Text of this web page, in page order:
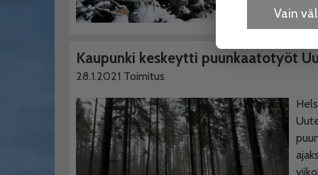
Kaupunki keskeytti puunkaatotyöt
28.1.2021 Toimitus
Vain